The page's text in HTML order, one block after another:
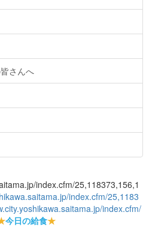
さんへ
index.cfm/25,118373,156,1
index.cfm/25,1183
index.cfm/
今日の給食★